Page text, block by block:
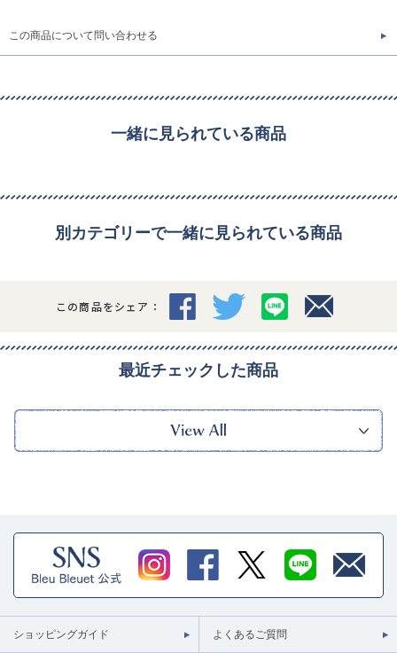
この商品について問い合わせる
一緒に見られている商品
別カテゴリーで一緒に見られている商品
この商品をシェア：
最近チェックした商品
ショッピングガイド よくあるご質問